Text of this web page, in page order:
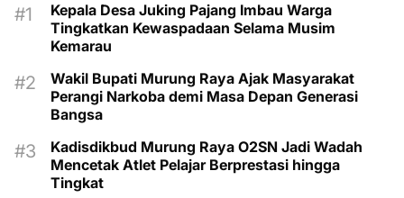
Kepala Desa Juking Pajang Imbau Warga
Tingkatkan Kewaspadaan Selama Musim
Kemarau
Wakil Bupati Murung Raya Ajak Masyarakat
Perangi Narkoba demi Masa Depan Generasi
Bangsa
Kadisdikbud Murung Raya O2SN Jadi Wadah
Mencetak Atlet Pelajar Berprestasi hingga
Tingkat